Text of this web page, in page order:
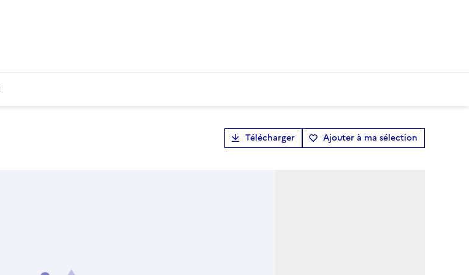
Télécharger Ajouter à ma sélection